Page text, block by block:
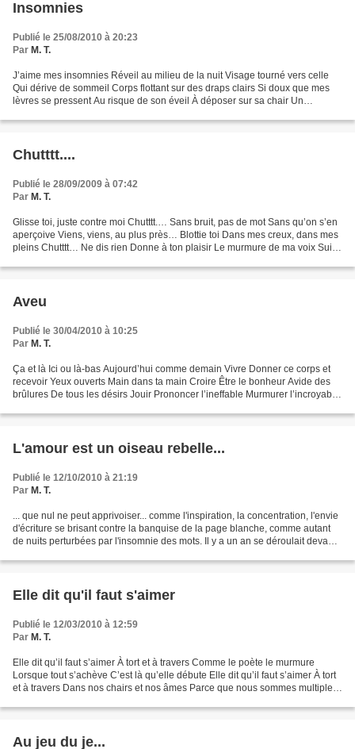
Insomnies
Publié le 25/08/2010 à 20:23
Par M. T.
J’aime mes insomnies Réveil au milieu de la nuit Visage tourné vers celle
Qui dérive de sommeil Corps flottant sur des draps clairs Si doux que mes
lèvres se pressent Au risque de son éveil À déposer sur sa chair Un
Chutttt....
Publié le 28/09/2009 à 07:42
Par M. T.
Glisse toi, juste contre moi Chutttt.… Sans bruit, pas de mot Sans qu’on s’en
aperçoive Viens, viens, au plus près… Blottie toi Dans mes creux, dans mes
pleins Chutttt… Ne dis rien Donne à ton plaisir Le murmure de ma voix Suis
Aveu
Publié le 30/04/2010 à 10:25
Par M. T.
Ça et là Ici ou là-bas Aujourd’hui comme demain Vivre Donner ce corps et
recevoir Yeux ouverts Main dans ta main Croire Être le bonheur Avide des
brûlures De tous les désirs Jouir Prononcer l’ineffable Murmurer l’incroyable
L'amour est un oiseau rebelle...
Publié le 12/10/2010 à 21:19
Par M. T.
... que nul ne peut apprivoiser... comme l'inspiration, la concentration, l'envie
d'écriture se brisant contre la banquise de la page blanche, comme autant
de nuits perturbées par l'insomnie des mots. Il y a un an se déroulait devant
Elle dit qu'il faut s'aimer
Publié le 12/03/2010 à 12:59
Par M. T.
Elle dit qu’il faut s’aimer À tort et à travers Comme le poète le murmure
Lorsque tout s’achève C’est là qu’elle débute Elle dit qu’il faut s’aimer À tort
et à travers Dans nos chairs et nos âmes Parce que nous sommes multiples
Au jeu du je...